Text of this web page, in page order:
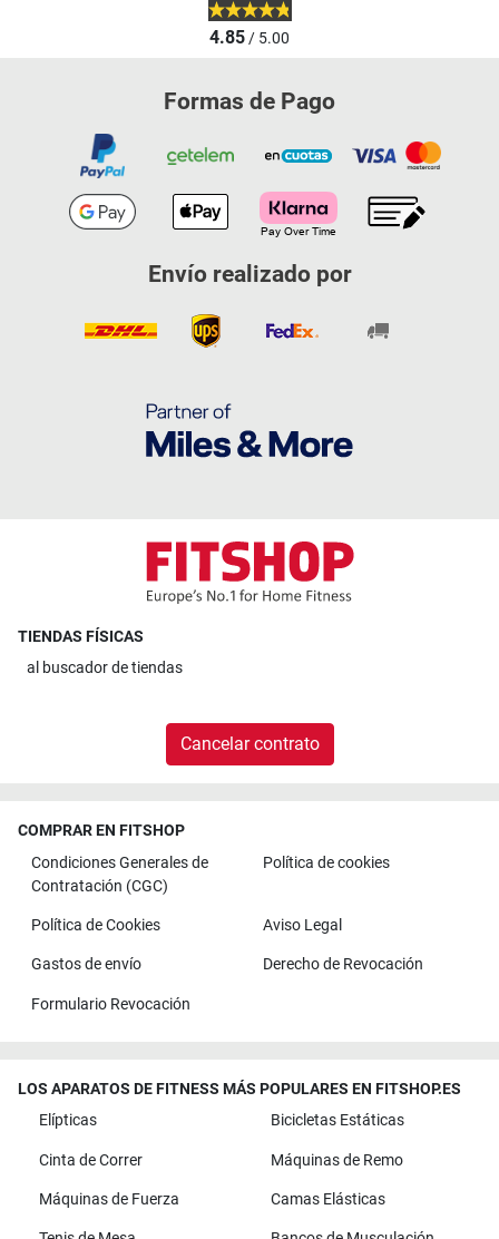
4.85/ 5.00
Formas de Pago
Envío realizado por
TIENDAS FÍSICAS
al buscador de tiendas
Cancelar contrato
COMPRAR EN FITSHOP
Condiciones Generales de
Contratación (CGC)
Política de cookies
Política de Cookies Aviso Legal
Gastos de envío Derecho de Revocación
Formulario Revocación
LOS APARATOS DE FITNESS MÁS POPULARES EN FITSHOP.ES
Elípticas
Bicicletas Estáticas
Cinta de Correr Máquinas de Remo
Máquinas de Fuerza Camas Elásticas